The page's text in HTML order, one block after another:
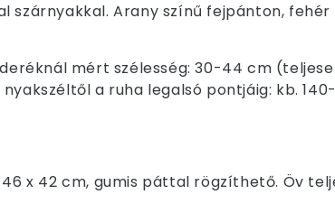
szárnyakkal. Arany színű fejpánton, fehér
mért szélesség: 30-44 cm
a ruha legalsó pontjáig: kb.
x 42 cm, gumis páttal rögzíthető. Öv